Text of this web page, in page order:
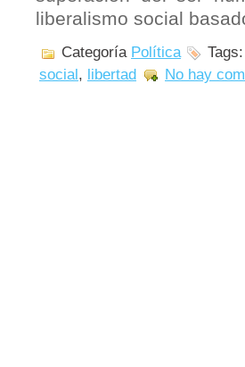
liberalismo social
Categoría Política Tags:
social, libertad No hay